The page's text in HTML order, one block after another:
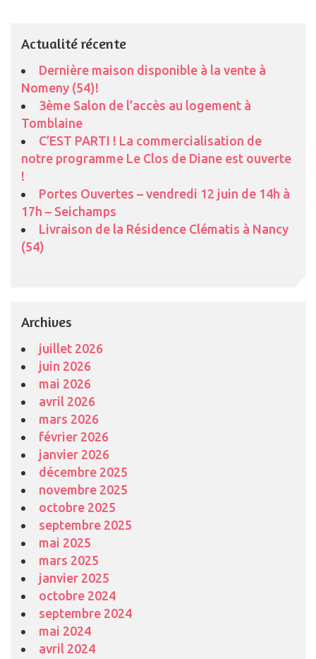
Actualité récente
Dernière maison disponible à la vente à
Nomeny (54)!
3ème Salon de l’accès au logement à
Tomblaine
C’EST PARTI ! La commercialisation de
notre programme Le Clos de Diane est ouverte
!
Portes Ouvertes – vendredi 12 juin de 14h à
17h – Seichamps
Livraison de la Résidence Clématis à Nancy
(54)
Archives
juillet 2026
juin 2026
mai 2026
avril 2026
mars 2026
février 2026
janvier 2026
décembre 2025
novembre 2025
octobre 2025
septembre 2025
mai 2025
mars 2025
janvier 2025
octobre 2024
septembre 2024
mai 2024
avril 2024